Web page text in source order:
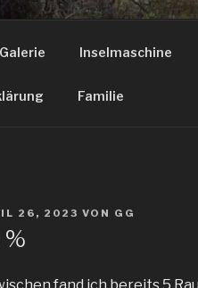
Galerie Inselmaschine
Familie
26, 2023 VON GG
%